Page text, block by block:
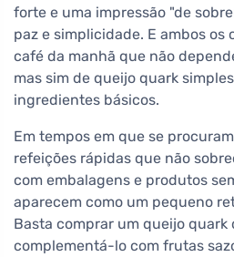
forte e uma impressão "de
paz e simplicidade. E ambos os
café da manhã que não
mas sim de queijo quark
ingredientes básicos.
Em tempos em que se
refeições rápidas que não
com embalagens e produtos
aparecem como um pequeno
Basta comprar um queijo quark
complementá-lo com frutas